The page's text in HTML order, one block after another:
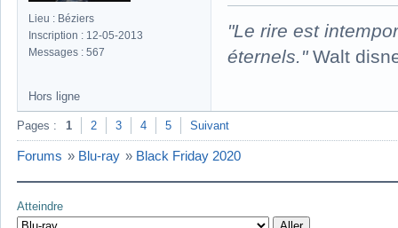
Lieu : Béziers
Inscription : 12-05-2013
Messages : 567
"Le rire est
éternels."Walt
Hors ligne
Pages : 1 2 3 4 5 Suivant
Forums » Blu-ray » Black Friday 2020
Atteindre